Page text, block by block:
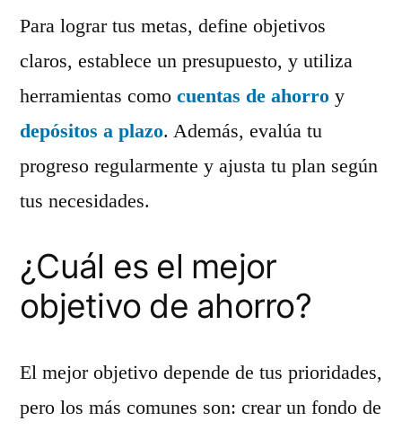
Para lograr tus metas, define objetivos
claros, establece un presupuesto, y utiliza
herramientas como cuentas de ahorro y
depósitos a plazo. Además, evalúa tu
progreso regularmente y ajusta tu plan según
tus necesidades.
¿Cuál es el mejor
objetivo de ahorro?
El mejor objetivo depende de tus prioridades,
pero los más comunes son: crear un fondo de